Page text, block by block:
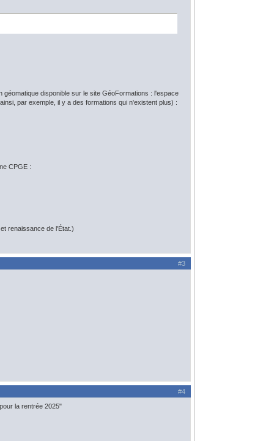
disponible sur le site GéoFormations : l'espace
par exemple, il y a des formations qui n'existent plus) :
CPGE :
renaissance de l'État.)
#3
#4
la rentrée 2025"